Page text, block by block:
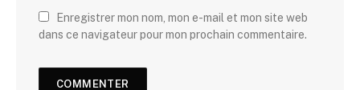
Enregistrer mon nom, mon e-mail et mon site web
dans ce navigateur pour mon prochain commentaire.